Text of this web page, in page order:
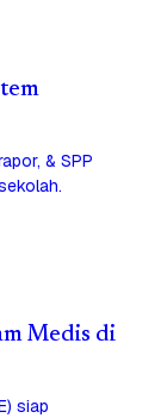
& SPP
Medis di
siap